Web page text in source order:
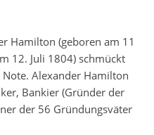
Hamilton (geboren am 11
12. Juli 1804) schmückt
Alexander Hamilton
Bankier (Gründer der
der 56 Gründungsväter